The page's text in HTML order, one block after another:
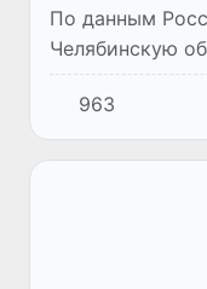
По данным
Челябинскую
года
фруктов, 2.800
тонн свежих
963